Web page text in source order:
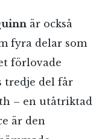
är också
fyra delar som
förlovade
tredje del får
– en utåtriktad
är den